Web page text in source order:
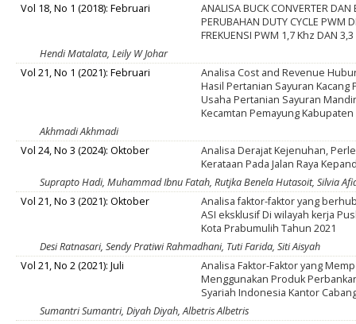
Vol 18, No 1 (2018): Februari
ANALISA BUCK CONVERTER
PERUBAHAN DUTY CYCLE PWM
FREKUENSI PWM 1,7 Khz DAN
Hendi Matalata, Leily W Johar
Vol 21, No 1 (2021): Februari
Analisa Cost and Revenue
Hasil Pertanian Sayuran
Usaha Pertanian Sayuran
Kecamtan Pemayung
Akhmadi Akhmadi
Vol 24, No 3 (2024): Oktober
Analisa Derajat Kejenuhan,
Kerataan Pada Jalan Raya
Suprapto Hadi, Muhammad Ibnu Fatah, Rutjka Benela Hutasoit, Silvia
Vol 21, No 3 (2021): Oktober
Analisa faktor-faktor yang
ASI eksklusif Di wilayah kerja
Kota Prabumulih Tahun 2021
Desi Ratnasari, Sendy Pratiwi Rahmadhani, Tuti Farida, Siti Aisyah
Vol 21, No 2 (2021): Juli
Analisa Faktor-Faktor yang
Menggunakan Produk
Syariah Indonesia Kantor
Sumantri Sumantri, Diyah Diyah, Albetris Albetris